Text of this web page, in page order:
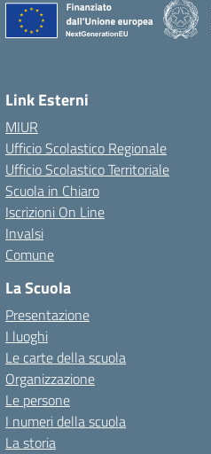
Link Esterni
MIUR
Ufficio Scolastico Regionale
Ufficio Scolastico Territoriale
Scuola in Chiaro
Iscrizioni On Line
Invalsi
Comune
La Scuola
Presentazione
I luoghi
Le carte della scuola
Organizzazione
Le persone
I numeri della scuola
La storia